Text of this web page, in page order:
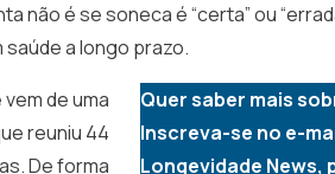
não é se soneca é “certa” ou
a longo prazo.
de uma
reuniu 44
De forma
Quer saber mais
Inscreva-se no e-
Longevidade News,